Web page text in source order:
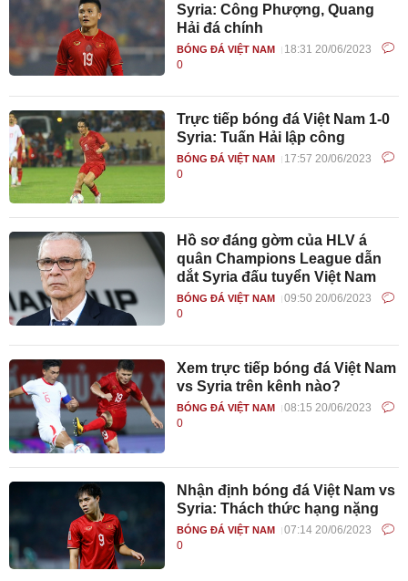
Syria: Công Phượng, Quang
Hải đá chính
BÓNG ĐÁ VIỆT NAM
18:31 20/06/2023
0
Trực tiếp bóng đá Việt Nam 1-0
Syria: Tuấn Hải lập công
BÓNG ĐÁ VIỆT NAM
17:57 20/06/2023
0
Hồ sơ đáng gờm của HLV á
quân Champions League dẫn
dắt Syria đấu tuyển Việt Nam
BÓNG ĐÁ VIỆT NAM
09:50 20/06/2023
0
Xem trực tiếp bóng đá Việt Nam
vs Syria trên kênh nào?
BÓNG ĐÁ VIỆT NAM
08:15 20/06/2023
0
Nhận định bóng đá Việt Nam vs
Syria: Thách thức hạng nặng
BÓNG ĐÁ VIỆT NAM
07:14 20/06/2023
0